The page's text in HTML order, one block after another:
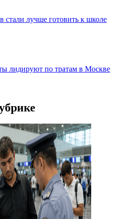
стали лучше готовить к школе
лидируют по тратам в Москве